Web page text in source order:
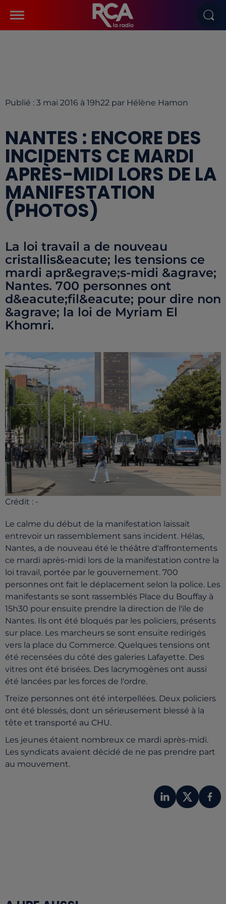
Publié : 3 mai 2016 à 19h22 par Hélène Hamon
NANTES : ENCORE DES
INCIDENTS CE MARDI
APRÈS-MIDI LORS DE LA
MANIFESTATION
(PHOTOS)
La loi travail a de nouveau
cristallis&eacute; les tensions ce
mardi apr&egrave;s-midi &agrave;
Nantes. 700 personnes ont
d&eacute;fil&eacute; pour dire non
&agrave; la loi de Myriam El
Khomri.
Crédit : -
Le calme du début de la manifestation laissait
entrevoir un rassemblement sans incident. Hélas,
Nantes, a de nouveau été le théâtre d'affrontements
ce mardi après-midi lors de la manifestation contre la
loi travail, portée par le gouvernement. 700
personnes ont fait le déplacement selon la police. Les
manifestants se sont rassemblés Place du Bouffay à
15h30 pour ensuite prendre la direction de l'ïle de
Nantes. Ils ont été bloqués par les policiers, présents
sur place. Les marcheurs se sont ensuite redirigés
vers la place du Commerce. Quelques tensions ont
été recensées du côté des galeries Lafayette. Des
vitres ont été brisées. Des lacrymogènes ont aussi
été lancées par les forces de l'ordre.
Treize personnes ont été interpellées. Deux policiers
ont été blessés, dont un sérieusement blessé à la
tête et transporté au CHU.
Les jeunes étaient nombreux ce mardi après-midi.
Les syndicats avaient décidé de ne pas prendre part
au mouvement.